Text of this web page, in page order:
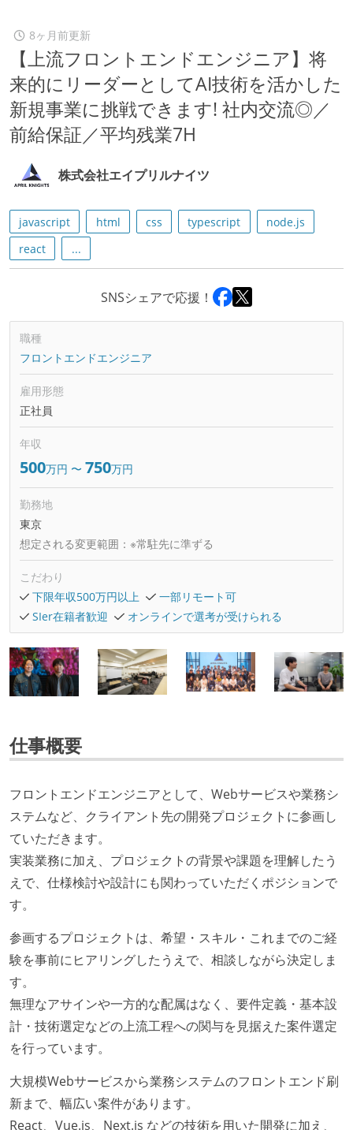
8ヶ月前更新
【上流フロントエンドエンジニア】将
来的にリーダーとしてAI技術を活かした
新規事業に挑戦できます! 社内交流◎／
前給保証／平均残業7H
株式会社エイプリルナイツ
javascript html css typescript
node.js
react
...
SNSシェアで応援！
職種
フロントエンドエンジニア
雇用形態
正社員
年収
500万円 〜 750万円
勤務地
東京
想定される変更範囲： ※常駐先に準ずる
こだわり
下限年収500万円以上
一部リモート可
SIer在籍者歓迎
オンラインで選考が受けられる
仕事概要
フロントエンドエンジニアとして、Webサービスや業務シ
ステムなど、クライアント先の開発プロジェクトに参画し
ていただきます。
実装業務に加え、プロジェクトの背景や課題を理解したう
えで、仕様検討や設計にも関わっていただくポジションで
す。
参画するプロジェクトは、希望・スキル・これまでのご経
験を事前にヒアリングしたうえで、相談しながら決定しま
す。
無理なアサインや一方的な配属はなく、要件定義・基本設
計・技術選定などの上流工程への関与を見据えた案件選定
を行っています。
大規模Webサービスから業務システムのフロントエンド刷
新まで、幅広い案件があります。
React、Vue.js、Next.js などの技術を用いた開発に加え、